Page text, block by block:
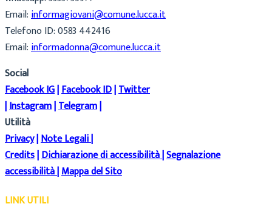
Email:informagiovani@comune.lucca.it
Telefono ID: 0583 442416
Email:informadonna@comune.lucca.it
Social
Facebook IG|Facebook ID|Twitter
|Instagram|Telegram|
Utilità
Privacy|Note Legali|
Credits|Dichiarazione di accessibilità|Segnalazione
accessibilità|Mappa del Sito
LINK UTILI